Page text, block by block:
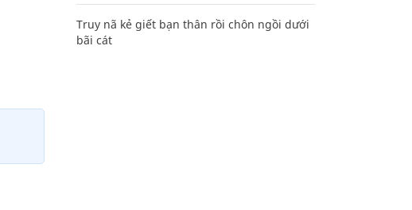
Truy nã kẻ giết bạn thân rồi chôn ngồi dưới
bãi cát